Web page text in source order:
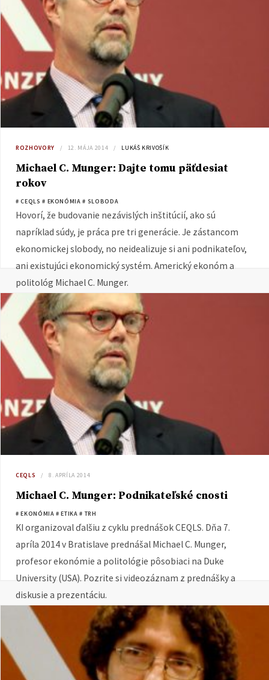
ROZHOVORY 12. MÁJA 2014 LUKÁŠ KRIVOŠÍK
Michael C. Munger: Dajte tomu päťdesiat
rokov
# CEQLS # EKONÓMIA # SLOBODA
Hovorí, že budovanie nezávislých inštitúcií, ako sú
napríklad súdy, je práca pre tri generácie. Je zástancom
ekonomickej slobody, no neidealizuje si ani podnikateľov,
ani existujúci ekonomický systém. Americký ekonóm a
politológ Michael C. Munger.
CEQLS 8. APRÍLA 2014
Michael C. Munger: Podnikateľské cnosti
# EKONÓMIA # ETIKA # TRH
KI organizoval ďalšiu z cyklu prednášok CEQLS. Dňa 7.
apríla 2014 v Bratislave prednášal Michael C. Munger,
profesor ekonómie a politológie pôsobiaci na Duke
University (USA). Pozrite si videozáznam z prednášky a
diskusie a prezentáciu.